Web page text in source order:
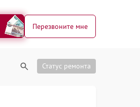
Перезвоните мне
Статус ремонта